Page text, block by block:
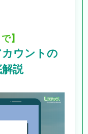
】
ウントの
説